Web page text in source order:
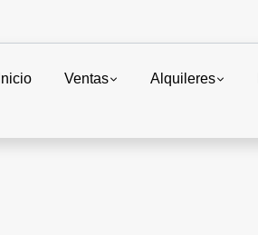
Inicio Ventas Alquileres